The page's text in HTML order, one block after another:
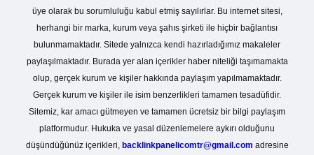
üye olarak bu sorumluluğu kabul etmiş sayılırlar. Bu internet sitesi,
herhangi bir marka, kurum veya şahıs şirketi ile hiçbir bağlantısı
bulunmamaktadır. Sitede yalnızca kendi hazırladığımız makaleler
paylaşılmaktadır. Burada yer alan içerikler haber niteliği taşımamakta
olup, gerçek kurum ve kişiler hakkında paylaşım yapılmamaktadır.
Gerçek kurum ve kişiler ile isim benzerlikleri tamamen tesadüfidir.
Sitemiz, kar amacı gütmeyen ve tamamen ücretsiz bir bilgi paylaşım
platformudur. Hukuka ve yasal düzenlemelere aykırı olduğunu
düşündüğünüz içerikleri, backlinkpanelicomtr@gmail.com adresine